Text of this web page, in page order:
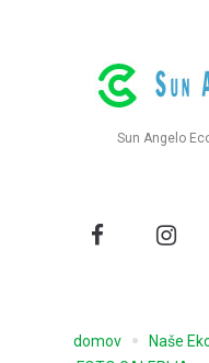
Sun Angelo
Facebook
domov Naše